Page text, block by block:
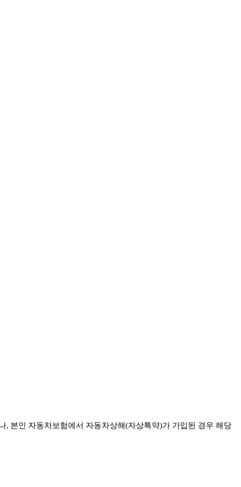
, 본인 자동차보험에서 자동차상해(자상특약)가 가입된 경우 해당